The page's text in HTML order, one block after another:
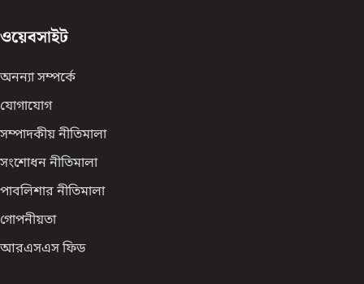
ওয়েবসাইট
অনন্যা সম্পর্কে
যোগাযোগ
সম্পাদকীয় নীতিমালা
সংশোধন নীতিমালা
পাবলিশার নীতিমালা
গোপনীয়তা
আরএসএস ফিড